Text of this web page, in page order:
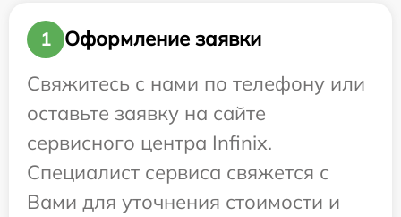
1
Оформление заявки
Свяжитесь с нами по телефону или
оставьте заявку на сайте
сервисного центра Infinix.
Специалист сервиса свяжется с
Вами для уточнения стоимости и